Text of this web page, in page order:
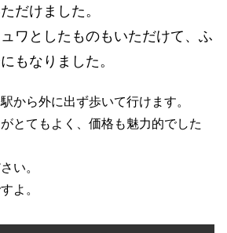
だけました。
ワとしたものもいただけて、ふ
もなりました。
から外に出ず歩いて行けます。
とてもよく、価格も魅力的でした
い。
よ。